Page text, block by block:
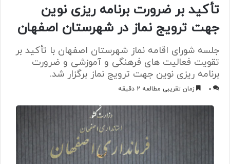
تأکید بر ضرورت برنامه ریزی نوین
جهت ترویج نماز در شهرستان اصفهان
جلسه شورای اقامه نماز شهرستان اصفهان با تأکید بر
تقویت فعالیت های فرهنگی و آموزشی و ضرورت
برنامه ریزی نوین جهت ترویج نماز برگزار شد.
0 زمان تقریبی مطالعه 2 دقیقه